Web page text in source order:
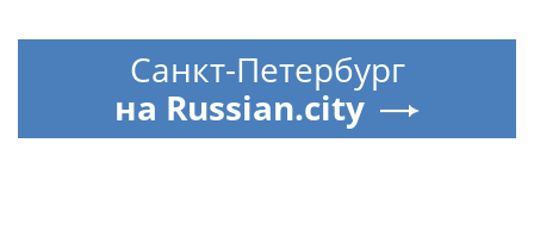
Санкт-Петербург
на Russian.city